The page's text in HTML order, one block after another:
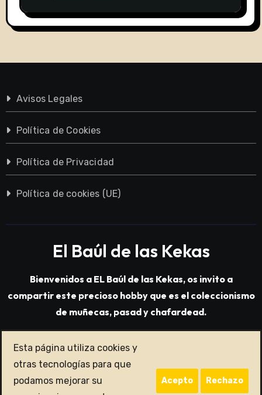
Avisos Legales
Política de Cookies
Política de Privacidad
Política de cookies (UE)
El Baúl de las Kekas
Bienvenidos a EL Baúl de las Kekas, os invito a
compartir este precioso hobby que es el coleccionismo
de muñecas, pasad y chafardead.
Copyright © All rights reserved
Themeansar.
Avisos LegalesPolítica de Cookies Política de Privacidad
Esta página utiliza cookies y
otras tecnologías para que
podamos mejorar su
Acepto Rechazo